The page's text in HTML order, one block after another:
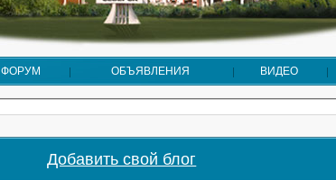
ФОРУМ ОБЪЯВЛЕНИЯ ВИДЕО
Добавить свой блог